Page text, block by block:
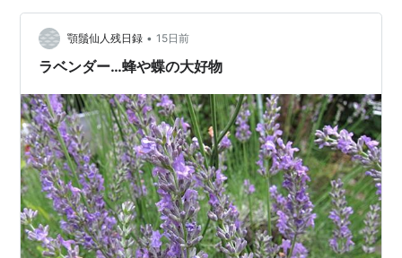
顎鬚仙人残日録 • 15日前
ラベンダー…蜂や蝶の大好物